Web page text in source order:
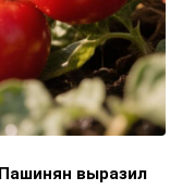
выразил